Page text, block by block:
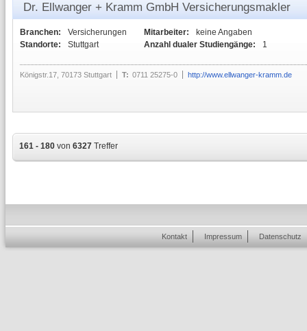
Dr. Ellwanger + Kramm GmbH Versicherungsmakler
Branchen:
Versicherungen
Standorte:
Stuttgart
Mitarbeiter:
keine Angaben
Anzahl dualer Studiengänge:
1
Königstr.17, 70173 Stuttgart T: 0711 25275-0 http://www.ellwanger-kramm.de
161 - 180 von 6327 Treffer
Kontakt Impressum Datenschutz